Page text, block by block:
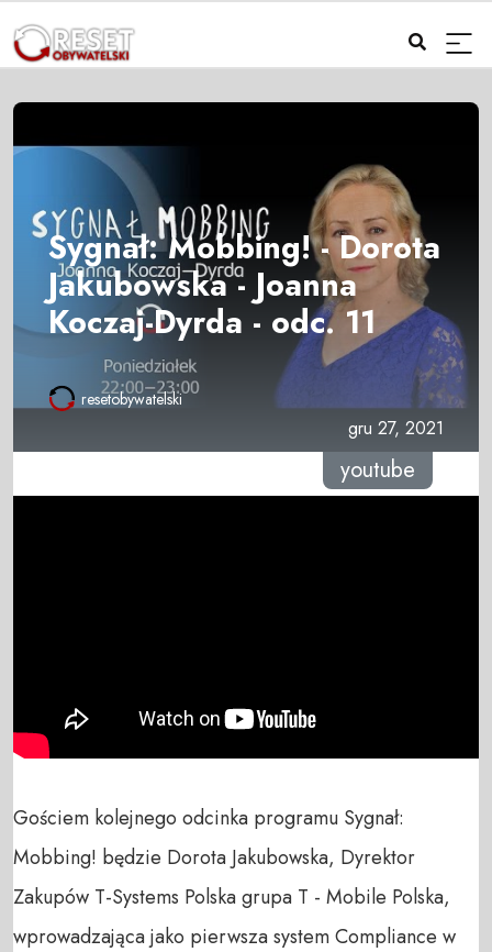
Sygnał: Mobbing! - Dorota
Jakubowska - Joanna
Koczaj-Dyrda - odc. 11
resetobywatelski
gru 27, 2021
youtube
Gościem kolejnego odcinka programu Sygnał:
Mobbing! będzie Dorota Jakubowska, Dyrektor
Zakupów T-Systems Polska grupa T - Mobile Polska,
wprowadzająca jako pierwsza system Compliance w